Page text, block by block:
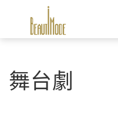
舞台劇